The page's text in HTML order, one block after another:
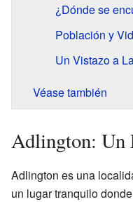
¿Dónde se
Población y
Un Vistazo a
Véase también
Adlington: Un
Adlington es una
un lugar tranquilo